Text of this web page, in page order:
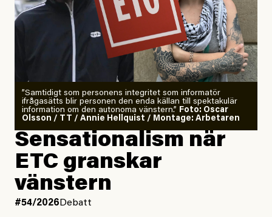
”Samtidigt som personens integritet som informatör
ifrågasätts blir personen den enda källan till spektakulär
information om den autonoma vänstern.” Foto: Oscar
Olsson / TT / Annie Hellquist / Montage: Arbetaren
Sensationalism när
ETC granskar
vänstern
#54/2026 Debatt